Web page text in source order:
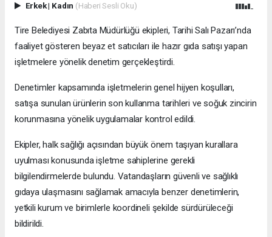
Erkek| Kadın (Haberi Sesli Oku)
Tire Belediyesi Zabıta Müdürlüğü ekipleri, Tarihi Salı Pazarı’nda
faaliyet gösteren beyaz et satıcıları ile hazır gıda satışı yapan
işletmelere yönelik denetim gerçekleştirdi.
Denetimler kapsamında işletmelerin genel hijyen koşulları,
satışa sunulan ürünlerin son kullanma tarihleri ve soğuk zincirin
korunmasına yönelik uygulamalar kontrol edildi.
Ekipler, halk sağlığı açısından büyük önem taşıyan kurallara
uyulması konusunda işletme sahiplerine gerekli
bilgilendirmelerde bulundu. Vatandaşların güvenli ve sağlıklı
gıdaya ulaşmasını sağlamak amacıyla benzer denetimlerin,
yetkili kurum ve birimlerle koordineli şekilde sürdürüleceği
bildirildi.